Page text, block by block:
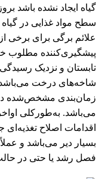
گیاه ایجاد نشده باشد
سطح مواد غذایی در
علائم برگی برای برخی
پیشگیری‌کننده مطلوب
تابستان و نزدیک
شاخه‌های درخت
می‌باشد. به‌طورکلی
اقدامات اصلاح
بسیار دیر می‌باشد و عملاً
فصل رشد یا حتی در